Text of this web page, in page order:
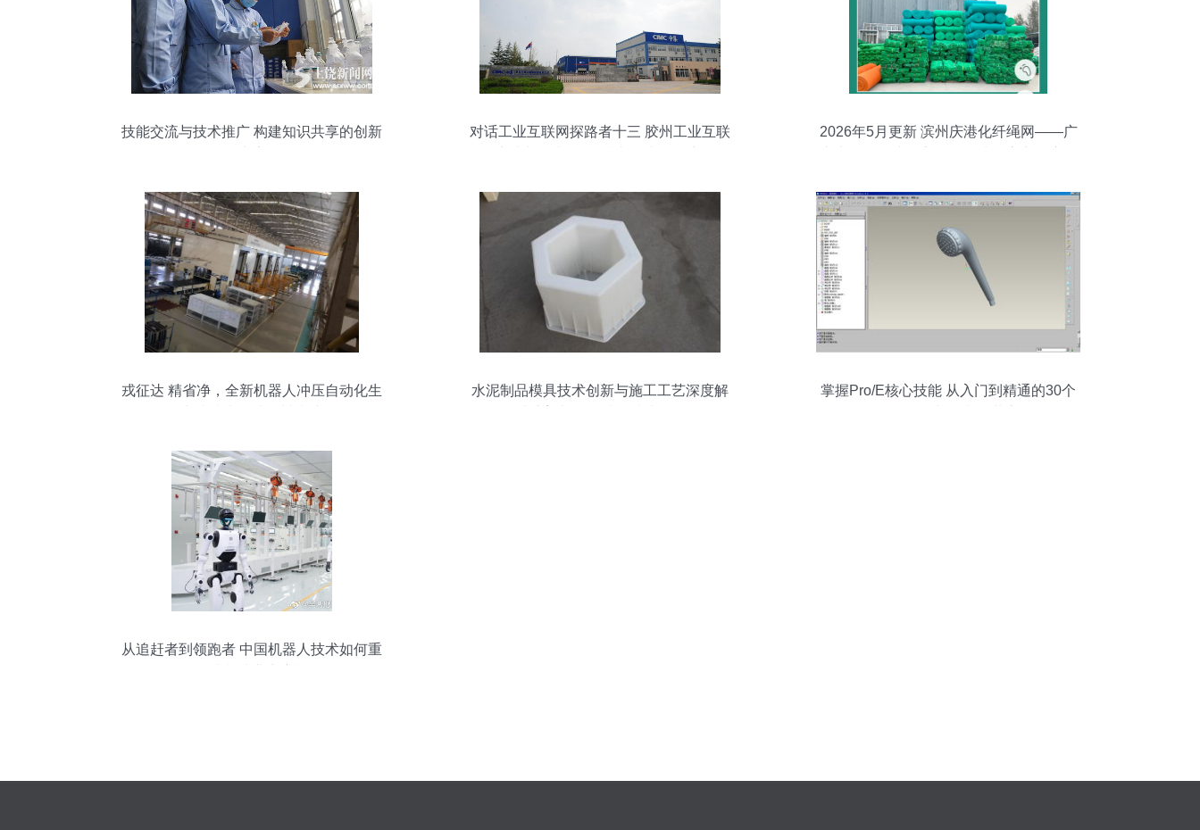
技能交流与技术推广 构建知识共享的创新
对话工业互联网探路者十三 胶州工业互联
2026年5月更新 滨州庆港化纤绳网——广
戎征达 精省净，全新机器人冲压自动化生
水泥制品模具技术创新与施工工艺深度解
掌握Pro/E核心技能 从入门到精通的30个
从追赶者到领跑者 中国机器人技术如何重